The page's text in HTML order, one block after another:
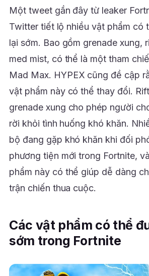
Một tweet gần đây từ leaker
Twitter tiết lộ nhiều vật phẩm có
lại sớm. Bao gồm grenade xung,
med mist, có thể là một tham
Mad Max. HYPEX cũng đề cập
vật phẩm này có thể thay đổi.
grenade xung cho phép người
rời khỏi tình huống khó khăn.
bộ đang gặp khó khăn khi đối
phương tiện mới trong Fortnite,
phẩm này có thể giúp dễ dàng
trận chiến thua cuộc.
Các vật phẩm có thể
sớm trong Fortnite